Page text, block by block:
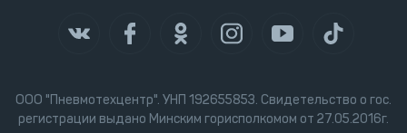
ООО "Пневмотехцентр". УНП 192655853. Свидетельство о гос.
регистрации выдано Минским горисполкомом от 27.05.2016г.